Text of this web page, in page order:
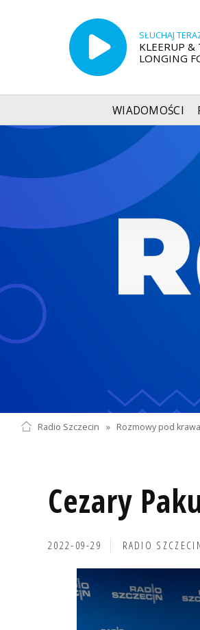
SŁUCHAJ
KLEERUP
LONGING
WIADOMOŚCI
Radio Szczecin » Rozmowy pod
Cezary
2022-09-29 RADIO